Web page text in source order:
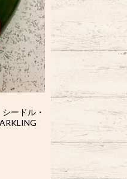
ードル・